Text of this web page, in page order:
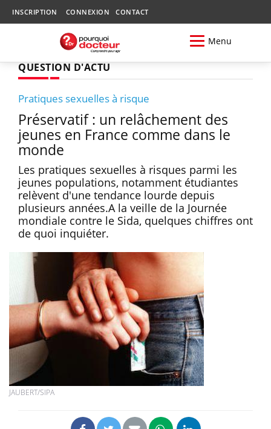
INSCRIPTION CONNEXION CONTACT
Menu
QUESTION D'ACTU
Pratiques sexuelles à risque
Préservatif : un relâchement des
jeunes en France comme dans le
monde
Les pratiques sexuelles à risques parmi les
jeunes populations, notamment étudiantes
relèvent d'une tendance lourde depuis
plusieurs années.A la veille de la Journée
mondiale contre le Sida, quelques chiffres ont
de quoi inquiéter.
JAUBERT/SIPA